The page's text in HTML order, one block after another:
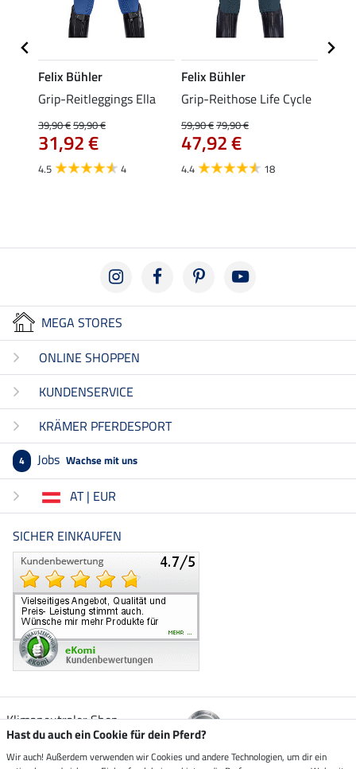
Felix Bühler
Grip-Reitleggings Ella
39,90 €59,90 €
31,92 €
4.5 4
Felix Bühler
Grip-Reithose Life Cycle
59,90 €79,90 €
47,92 €
4.4 18
MEGA STORES
ONLINE SHOPPEN
KUNDENSERVICE
KRÄMER PFERDESPORT
4 Jobs Wachse mit uns
AT | EUR
SICHER EINKAUFEN
Klimaneutraler Shop
Hast du auch ein Cookie für dein Pferd?
Wir auch! Außerdem verwenden wir Cookies und andere Technologien, um dir ein